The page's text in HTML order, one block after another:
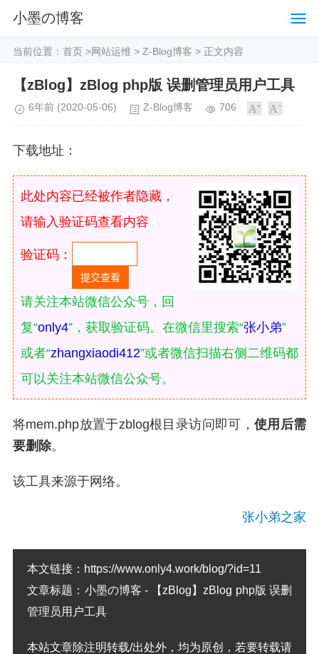
小墨の博客
当前位置： 首页 >网站运维 > Z-Blog博客 > 正文内容
【zBlog】zBlog php版 误删管理员用户工具
6年前 (2020-05-06) Z-Blog博客 706
下载地址：
此处内容已经被作者隐藏，
请输入验证码查看内容
验证码：
请关注本站微信公众号，回
复“only4”，获取验证码。在微信里搜索“张小弟”
或者“zhangxiaodi412”或者微信扫描右侧二维码都
可以关注本站微信公众号。
将mem.php放置于zblog根目录访问即可， 使用后需
要删除。
该工具来源于网络。
张小弟之家
本文链接： https://www.only4.work/blog/?id=11
文章标题： 小墨の博客 - 【zBlog】zBlog php版 误删
管理员用户工具
本站文章除注明转载/出处外，均为原创，若要转载请